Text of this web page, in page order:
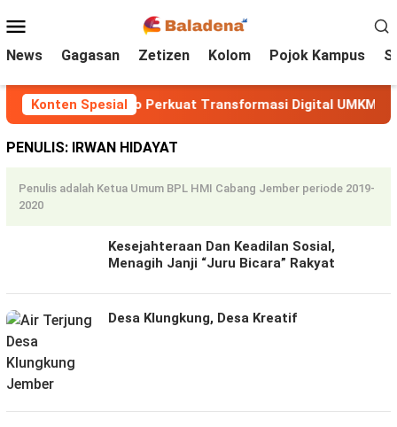
ke
kontenMobile
News Gagasan Zetizen Kolom Pojok Kampus
Konten Spesial
KKN UIN Walisongo Perkuat Transformasi Digital UMKM di
PENULIS: IRWAN HIDAYAT
Penulis adalah Ketua Umum BPL HMI Cabang Jember periode 2019-
2020
Kesejahteraan Dan Keadilan Sosial,
Menagih Janji “Juru Bicara” Rakyat
Desa Klungkung, Desa Kreatif